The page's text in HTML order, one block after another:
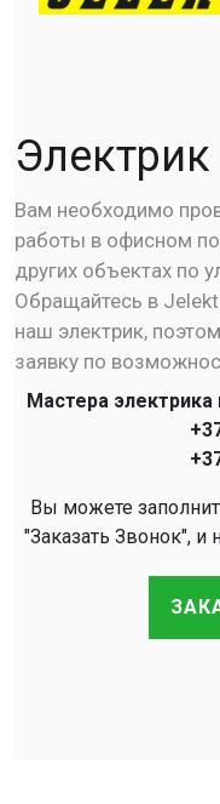
Вам необходимо
работы в офисном
других объектах по
Обращайтесь в
наш электрик,
заявку по
Мастера
Вы можете
"Заказать Звонок", и